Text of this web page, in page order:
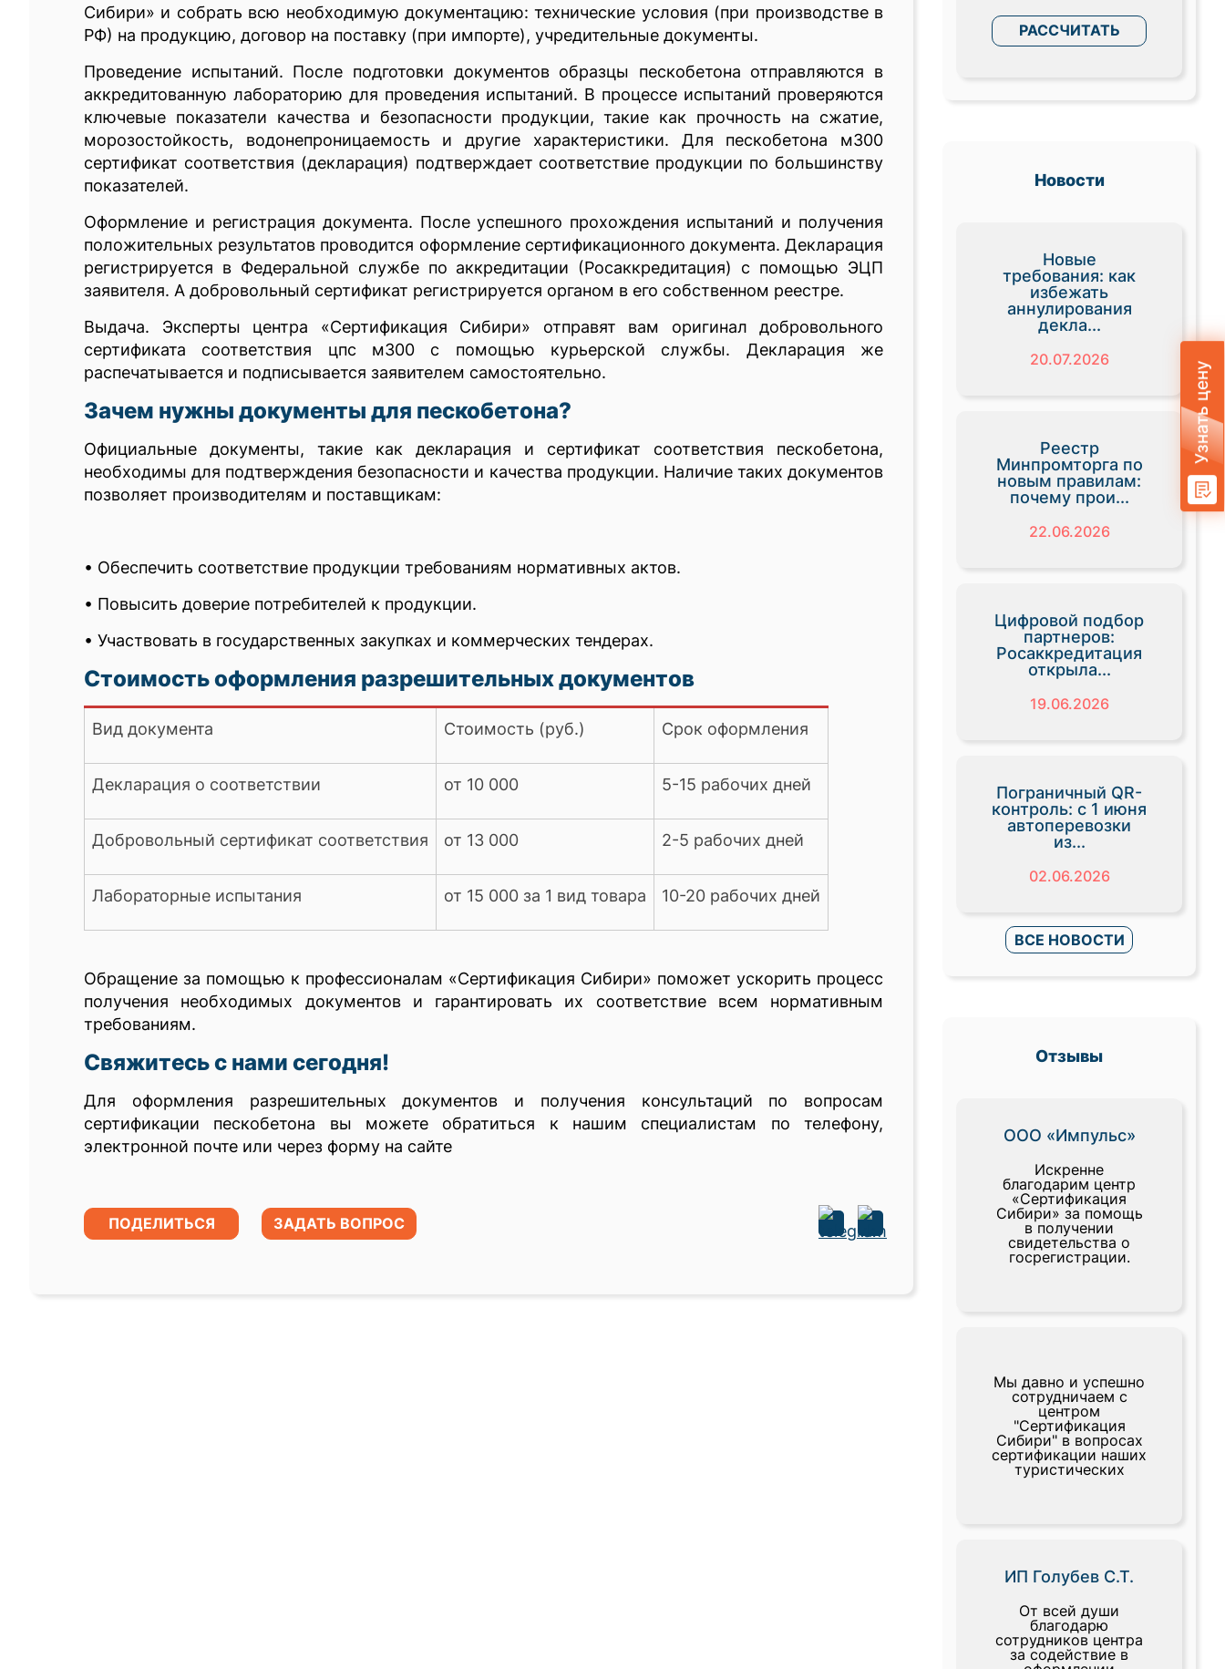
Сибири» и собрать всю необходимую документацию: технические условия (при производстве в
РФ) на продукцию, договор на поставку (при импорте), учредительные документы.
Проведение испытаний. После подготовки документов образцы пескобетона отправляются в
аккредитованную лабораторию для проведения испытаний. В процессе испытаний проверяются
ключевые показатели качества и безопасности продукции, такие как прочность на сжатие,
морозостойкость, водонепроницаемость и другие характеристики. Для пескобетона м300
сертификат соответствия (декларация) подтверждает соответствие продукции по большинству
показателей.
Оформление и регистрация документа. После успешного прохождения испытаний и получения
положительных результатов проводится оформление сертификационного документа. Декларация
регистрируется в Федеральной службе по аккредитации (Росаккредитация) с помощью ЭЦП
заявителя. А добровольный сертификат регистрируется органом в его собственном реестре.
Выдача. Эксперты центра «Сертификация Сибири» отправят вам оригинал добровольного
сертификата соответствия цпс м300 с помощью курьерской службы. Декларация же
распечатывается и подписывается заявителем самостоятельно.
Зачем нужны документы для пескобетона?
Официальные документы, такие как декларация и сертификат соответствия пескобетона,
необходимы для подтверждения безопасности и качества продукции. Наличие таких документов
позволяет производителям и поставщикам:
• Обеспечить соответствие продукции требованиям нормативных актов.
• Повысить доверие потребителей к продукции.
• Участвовать в государственных закупках и коммерческих тендерах.
Стоимость оформления разрешительных документов
Вид документа Стоимость (руб.) Срок оформления
Декларация о соответствии от 10 000 5-15 рабочих дней
Добровольный сертификат соответствия от 13 000 2-5 рабочих дней
Лабораторные испытания от 15 000 за 1 вид товара 10-20 рабочих дней
Обращение за помощью к профессионалам «Сертификация Сибири» поможет ускорить процесс
получения необходимых документов и гарантировать их соответствие всем нормативным
требованиям.
Свяжитесь с нами сегодня!
Для оформления разрешительных документов и получения консультаций по вопросам
сертификации пескобетона вы можете обратиться к нашим специалистам по телефону,
электронной почте или через форму на сайте
ПОДЕЛИТЬСЯ ЗАДАТЬ ВОПРОС
РАССЧИТАТЬ
Новости
Новые
требования: как
избежать
аннулирования
декла...
20.07.2026
Реестр
Минпромторга по
новым правилам:
почему прои...
22.06.2026
Цифровой подбор
партнеров:
Росаккредитация
открыла...
19.06.2026
Пограничный QR-
контроль: с 1 июня
автоперевозки
из...
02.06.2026
ВСЕ НОВОСТИ
Отзывы
ООО «Импульс»
Искренне
благодарим центр
«Сертификация
Сибири» за помощь
в получении
свидетельства о
госрегистрации.
Мы давно и успешно
сотрудничаем с
центром
"Сертификация
Сибири" в вопросах
сертификации наших
туристических
ИП Голубев С.Т.
От всей души
благодарю
сотрудников центра
за содействие в
Узнать цену